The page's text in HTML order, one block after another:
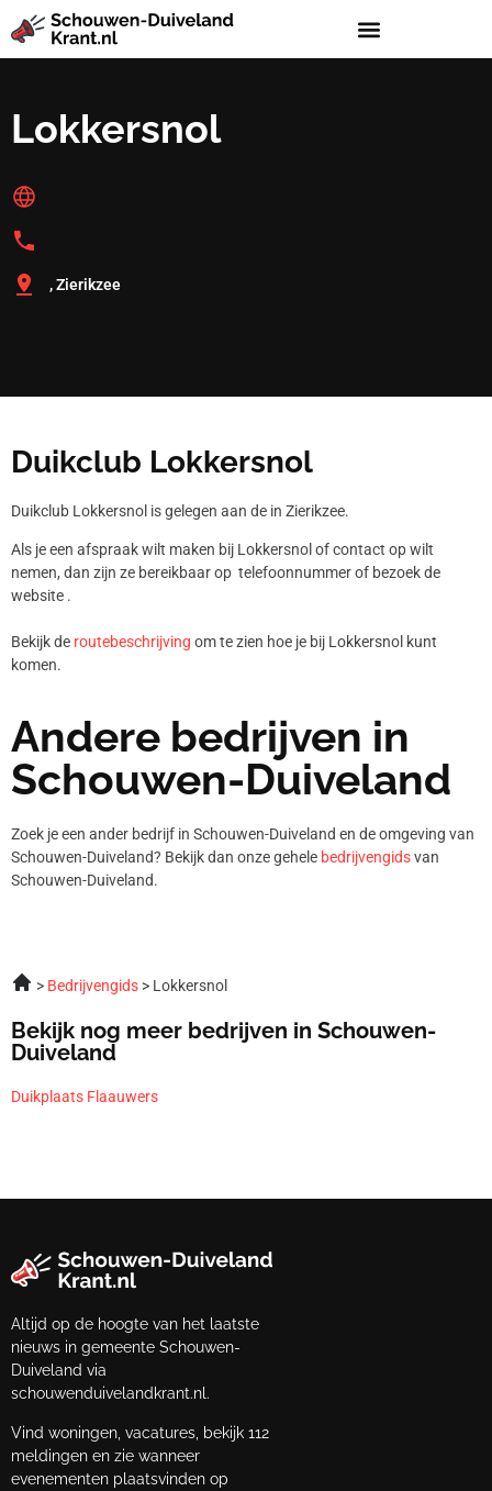
Lokkersnol
, Zierikzee
Duikclub Lokkersnol
Duikclub Lokkersnol is gelegen aan de in Zierikzee.
Als je een afspraak wilt maken bij Lokkersnol of contact op wilt
nemen, dan zijn ze bereikbaar op telefoonnummerof bezoek de
website .
Bekijk de routebeschrijving om te zien hoe je bij Lokkersnol kunt
komen.
Andere bedrijven in
Schouwen-Duiveland
Zoek je een ander bedrijf in Schouwen-Duiveland en de omgeving van
Schouwen-Duiveland? Bekijk dan onze gehele bedrijvengidsvan
Schouwen-Duiveland.
Bedrijvengids Lokkersnol
Bekijk nog meer bedrijven in Schouwen-
Duiveland
Duikplaats Flaauwers
Altijd op de hoogte van het laatste
nieuws in gemeente Schouwen-
Duiveland via
schouwenduivelandkrant.nl.
Vind woningen, vacatures, bekijk 112
meldingen en zie wanneer
evenementen plaatsvinden op